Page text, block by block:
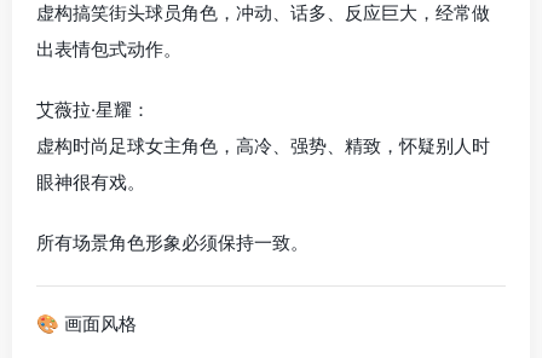
虚构搞笑街头球员角色，冲动、话多、反应巨大，经常做
出表情包式动作。
艾薇拉·星耀：
虚构时尚足球女主角色，高冷、强势、精致，怀疑别人时
眼神很有戏。
所有场景角色形象必须保持一致。
🎨 画面风格